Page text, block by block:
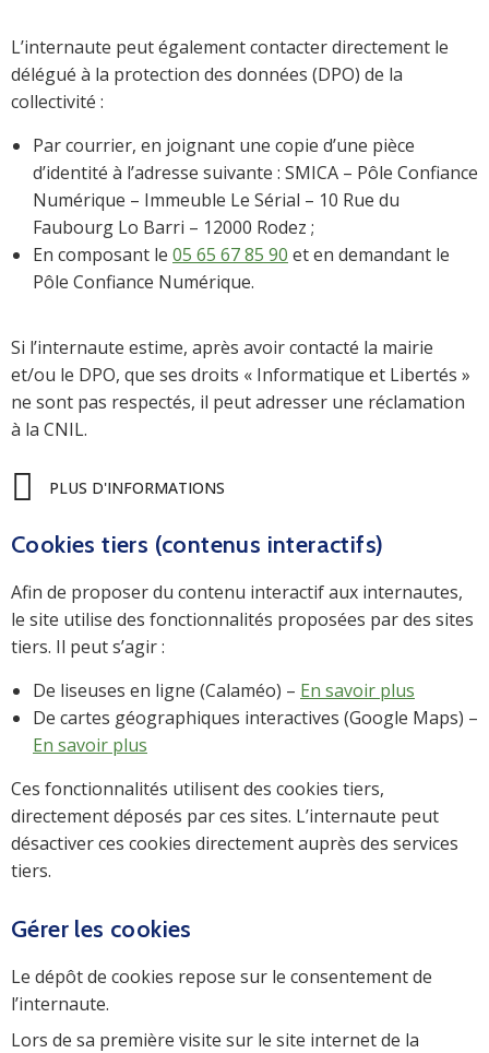
L’internaute peut également contacter directement le
délégué à la protection des données (DPO) de la
collectivité :
Par courrier, en joignant une copie d’une pièce
d’identité à l’adresse suivante : SMICA – Pôle Confiance
Numérique – Immeuble Le Sérial – 10 Rue du
Faubourg Lo Barri – 12000 Rodez ;
En composant le 05 65 67 85 90 et en demandant le
Pôle Confiance Numérique.
Si l’internaute estime, après avoir contacté la mairie
et/ou le DPO, que ses droits « Informatique et Libertés »
ne sont pas respectés, il peut adresser une réclamation
à la CNIL.
PLUS D'INFORMATIONS
Cookies tiers (contenus interactifs)
Afin de proposer du contenu interactif aux internautes,
le site utilise des fonctionnalités proposées par des sites
tiers. Il peut s’agir :
De liseuses en ligne (Calaméo) – En savoir plus
De cartes géographiques interactives (Google Maps) –
En savoir plus
Ces fonctionnalités utilisent des cookies tiers,
directement déposés par ces sites. L’internaute peut
désactiver ces cookies directement auprès des services
tiers.
Gérer les cookies
Le dépôt de cookies repose sur le consentement de
l’internaute.
Lors de sa première visite sur le site internet de la